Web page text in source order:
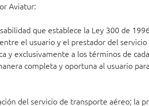
Aviatur:
que establece la Ley 300 de
el usuario y el prestador del
y exclusivamente a los términos de
completa y oportuna al usuario
del servicio de transporte aéreo; la